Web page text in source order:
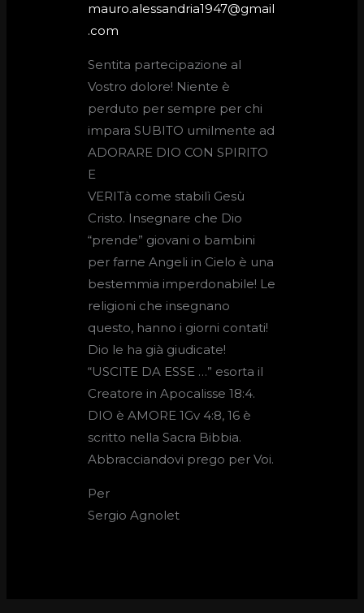
mauro.alessandria1947@gmail
.com
Sentita partecipazione al
Vostro dolore! Niente è
perduto per sempre per chi
impara SUBITO umilmente ad
ADORARE DIO CON SPIRITO
E
VERITà come stabilì Gesù
Cristo. Insegnare che Dio
“prende” giovani o bambini
per farne Angeli in Cielo è una
bestemmia imperdonabile! Le
religioni che insegnano
questo, hanno i giorni contati!
Dio le ha già giudicate!
“USCITE DA ESSE …” esorta il
Creatore in Apocalisse 18:4.
DIO è AMORE 1Gv 4:8, 16 è
scritto nella Sacra Bibbia.
Abbracciandovi prego per Voi.
Per
Sergio Agnolet